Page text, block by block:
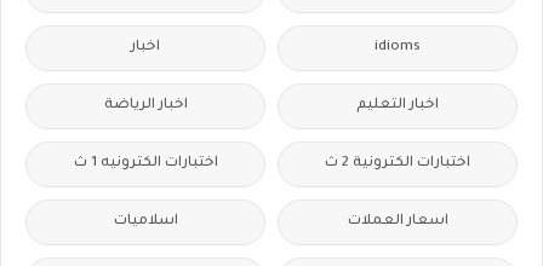
idioms اخبار
اخبار التعليم اخبار الرياضة
اختبارات الكترونية 2 ث اختبارات الكترونيه 1 ث
اسعار العملات اسلاميات